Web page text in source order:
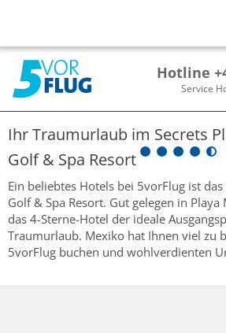
Hotline
Service
Ihr Traumurlaub im Secrets
Golf & Spa Resort
Ein beliebtes Hotels bei 5vorFlug ist
Golf & Spa Resort. Gut gelegen in Playa
das 4-Sterne-Hotel der ideale
Traumurlaub. Mexiko hat Ihnen viel zu
5vorFlug buchen und wohlverdienten